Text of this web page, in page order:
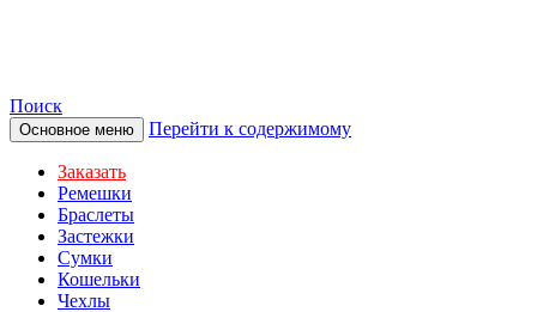
Поиск
Основное меню Перейти к содержимому
Заказать
Ремешки
Браслеты
Застежки
Сумки
Кошельки
Чехлы